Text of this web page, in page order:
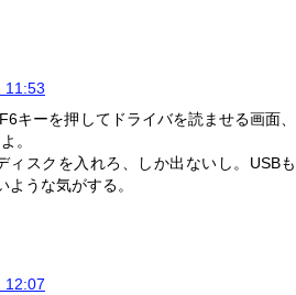
11:53
キーを押してドライバを読ませる画面、
。
ィスクを入れろ、しか出ないし。USBも
うな気がする。
12:07